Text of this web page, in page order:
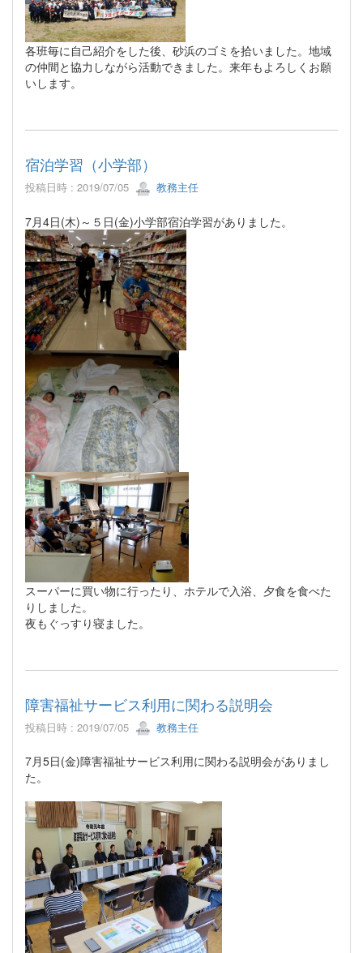
各班毎に自己紹介をした後、砂浜のゴミを拾いました。地域
の仲間と協力しながら活動できました。来年もよろしくお願
いします。
宿泊学習（小学部）
投稿日時 : 2019/07/05 教務主任
7月4日(木)～５日(金)小学部宿泊学習がありました。
スーパーに買い物に行ったり、ホテルで入浴、夕食を食べた
りしました。
夜もぐっすり寝ました。
障害福祉サービス利用に関わる説明会
投稿日時 : 2019/07/05 教務主任
7月5日(金)障害福祉サービス利用に関わる説明会がありまし
た。